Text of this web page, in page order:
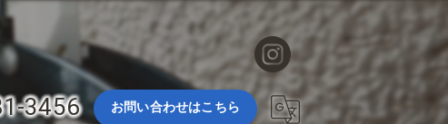
3456 お問い合わせはこちら